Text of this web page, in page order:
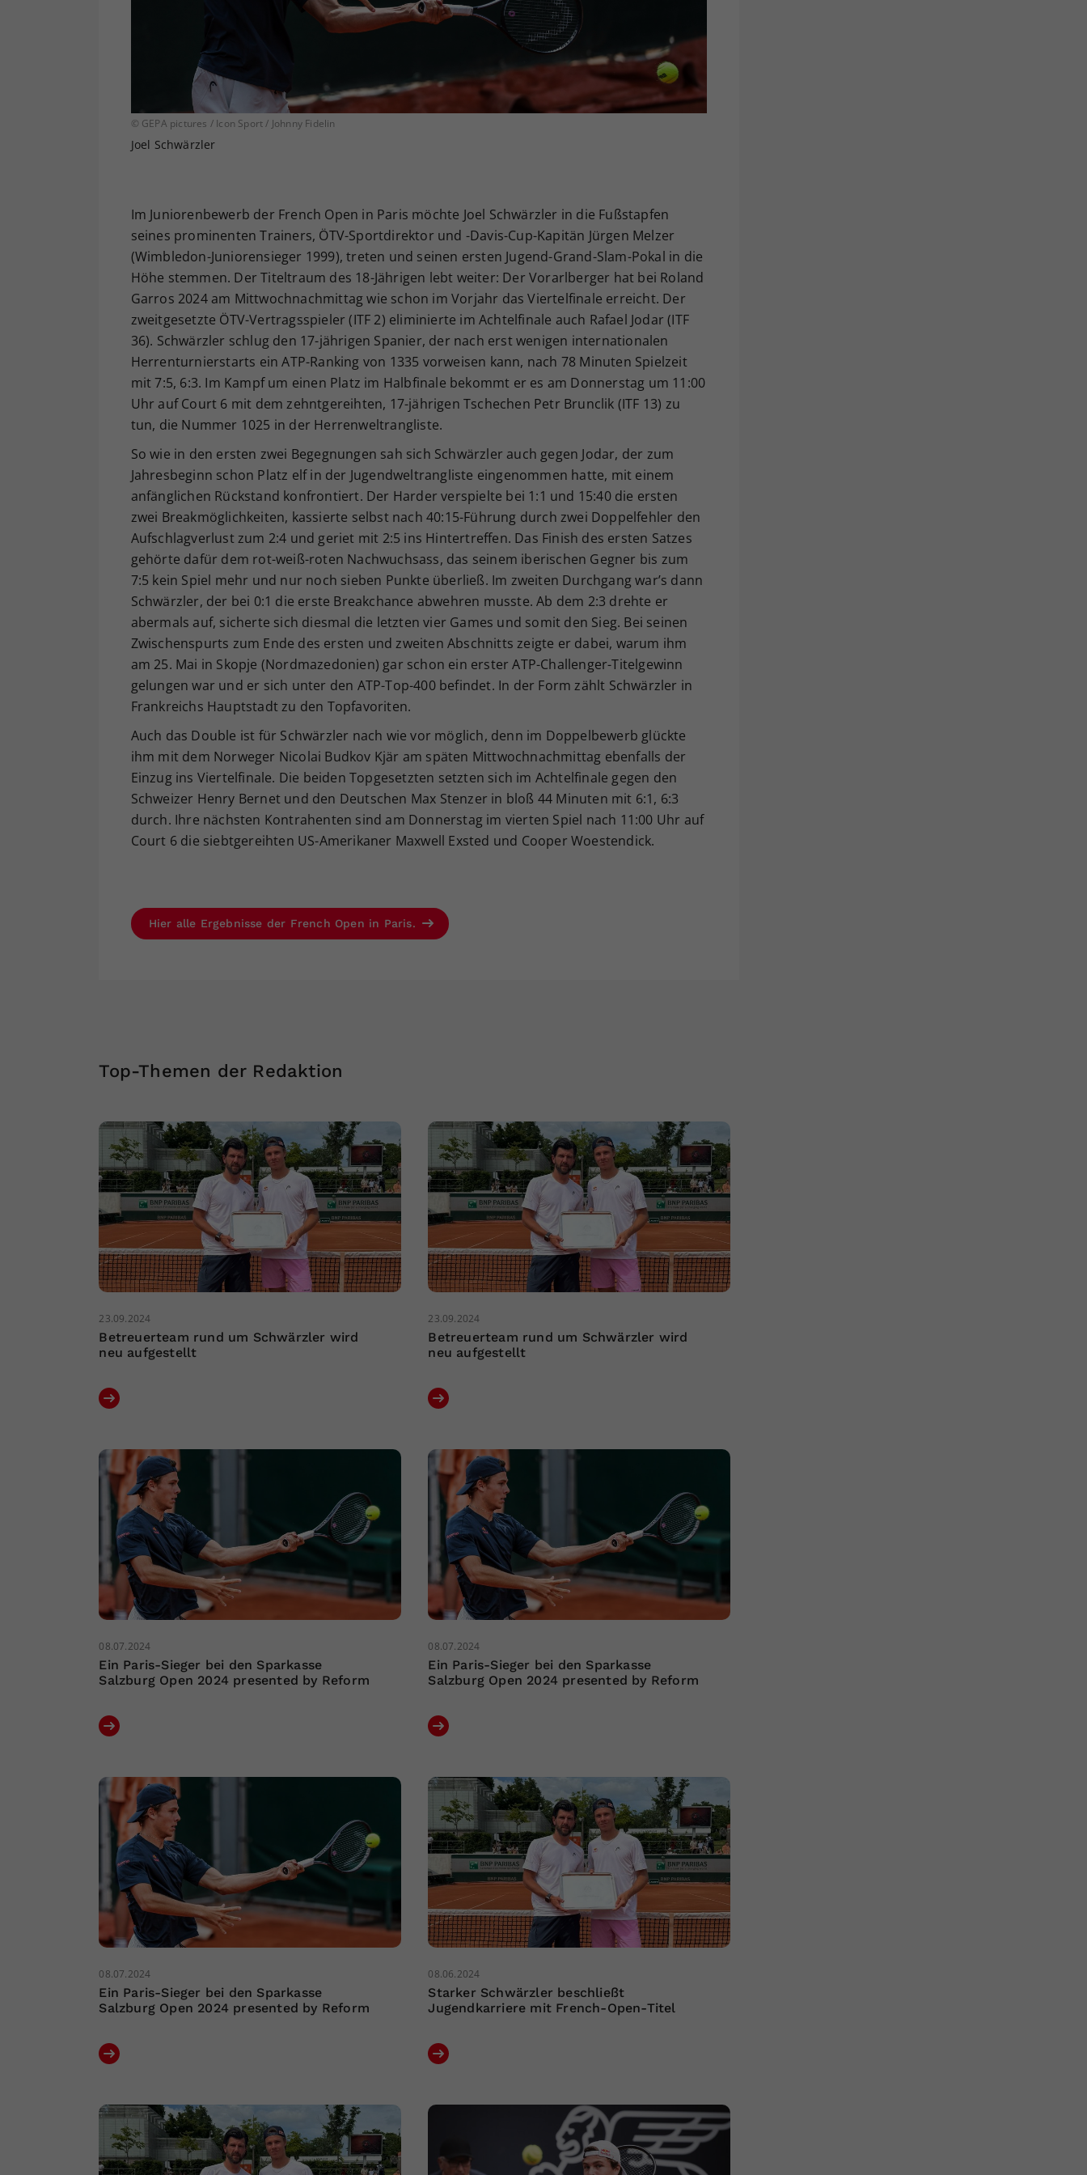
© GEPA pictures / Icon Sport / Johnny Fidelin
Joel Schwärzler
Im Juniorenbewerb der French Open in Paris möchte Joel Schwärzler in die Fußstapfen
seines prominenten Trainers, ÖTV-Sportdirektor und -Davis-Cup-Kapitän Jürgen Melzer
(Wimbledon-Juniorensieger 1999), treten und seinen ersten Jugend-Grand-Slam-Pokal in die
Höhe stemmen. Der Titeltraum des 18-Jährigen lebt weiter: Der Vorarlberger hat bei Roland
Garros 2024 am Mittwochnachmittag wie schon im Vorjahr das Viertelfinale erreicht. Der
zweitgesetzte ÖTV-Vertragsspieler (ITF 2) eliminierte im Achtelfinale auch Rafael Jodar (ITF
36). Schwärzler schlug den 17-jährigen Spanier, der nach erst wenigen internationalen
Herrenturnierstarts ein ATP-Ranking von 1335 vorweisen kann, nach 78 Minuten Spielzeit
mit 7:5, 6:3. Im Kampf um einen Platz im Halbfinale bekommt er es am Donnerstag um 11:00
Uhr auf Court 6 mit dem zehntgereihten, 17-jährigen Tschechen Petr Brunclik (ITF 13) zu
tun, die Nummer 1025 in der Herrenweltrangliste.
So wie in den ersten zwei Begegnungen sah sich Schwärzler auch gegen Jodar, der zum
Jahresbeginn schon Platz elf in der Jugendweltrangliste eingenommen hatte, mit einem
anfänglichen Rückstand konfrontiert. Der Harder verspielte bei 1:1 und 15:40 die ersten
zwei Breakmöglichkeiten, kassierte selbst nach 40:15-Führung durch zwei Doppelfehler den
Aufschlagverlust zum 2:4 und geriet mit 2:5 ins Hintertreffen. Das Finish des ersten Satzes
gehörte dafür dem rot-weiß-roten Nachwuchsass, das seinem iberischen Gegner bis zum
7:5 kein Spiel mehr und nur noch sieben Punkte überließ. Im zweiten Durchgang war’s dann
Schwärzler, der bei 0:1 die erste Breakchance abwehren musste. Ab dem 2:3 drehte er
abermals auf, sicherte sich diesmal die letzten vier Games und somit den Sieg. Bei seinen
Zwischenspurts zum Ende des ersten und zweiten Abschnitts zeigte er dabei, warum ihm
am 25. Mai in Skopje (Nordmazedonien) gar schon ein erster ATP-Challenger-Titelgewinn
gelungen war und er sich unter den ATP-Top-400 befindet. In der Form zählt Schwärzler in
Frankreichs Hauptstadt zu den Topfavoriten.
Auch das Double ist für Schwärzler nach wie vor möglich, denn im Doppelbewerb glückte
ihm mit dem Norweger Nicolai Budkov Kjär am späten Mittwochnachmittag ebenfalls der
Einzug ins Viertelfinale. Die beiden Topgesetzten setzten sich im Achtelfinale gegen den
Schweizer Henry Bernet und den Deutschen Max Stenzer in bloß 44 Minuten mit 6:1, 6:3
durch. Ihre nächsten Kontrahenten sind am Donnerstag im vierten Spiel nach 11:00 Uhr auf
Court 6 die siebtgereihten US-Amerikaner Maxwell Exsted und Cooper Woestendick.
Hier alle Ergebnisse der French Open in Paris.
Top-Themen der Redaktion
23.09.2024
Betreuerteam rund um Schwärzler wird
neu aufgestellt
23.09.2024
Betreuerteam rund um Schwärzler wird
neu aufgestellt
08.07.2024
Ein Paris-Sieger bei den Sparkasse
Salzburg Open 2024 presented by Reform
08.07.2024
Ein Paris-Sieger bei den Sparkasse
Salzburg Open 2024 presented by Reform
08.07.2024
Ein Paris-Sieger bei den Sparkasse
Salzburg Open 2024 presented by Reform
08.06.2024
Starker Schwärzler beschließt
Jugendkarriere mit French-Open-Titel
Ihrer vorgenommen Einstellungen, falls der
Webseiten-Betreiber dies eingestellt hat.